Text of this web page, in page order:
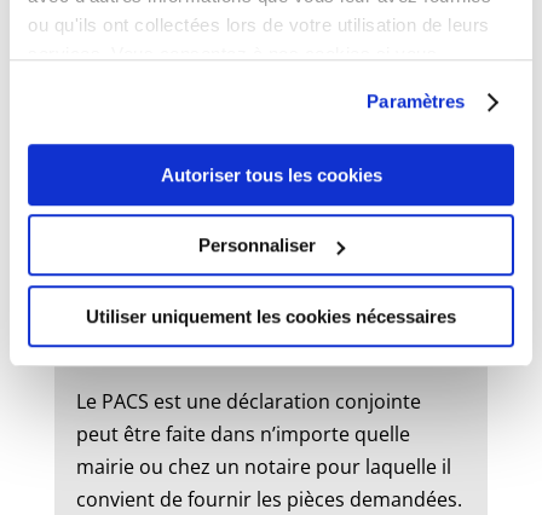
ou qu'ils ont collectées lors de votre utilisation de leurs
Paramètres
Autoriser tous les cookies
Personnaliser
Utiliser uniquement les cookies nécessaires
État civil
Mariage :
Un dossier de mariage est à retirer en
mairie. Le mariage peut être célébré dans
la commune où l’un des futurs époux à
son domicile ou sa résidence.
Pacs :
Le PACS est une déclaration conjointe
peut être faite dans n’importe quelle
mairie ou chez un notaire pour laquelle il
convient de fournir les pièces demandées.